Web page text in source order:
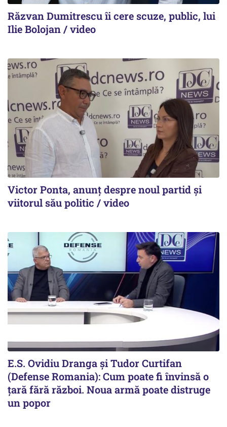
Răzvan Dumitrescu îi cere scuze, public, lui
Ilie Bolojan / video
Victor Ponta, anunț despre noul partid și
viitorul său politic / video
E.S. Ovidiu Dranga și Tudor Curtifan
(Defense Romania): Cum poate fi învinsă o
țară fără război. Noua armă poate distruge
un popor